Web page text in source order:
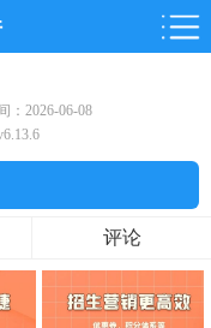
：2026-06-08
评论